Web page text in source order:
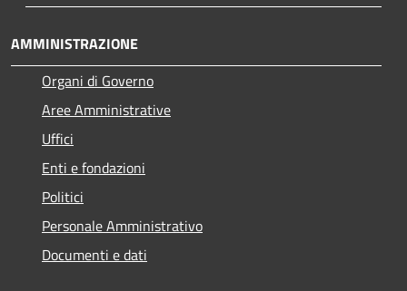
AMMINISTRAZIONE
Organi di Governo
Aree Amministrative
Uffici
Enti e fondazioni
Politici
Personale Amministrativo
Documenti e dati